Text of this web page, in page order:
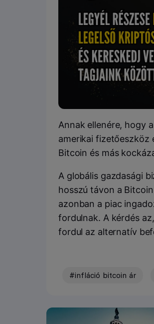
Annak ellenére, hogy
amerikai fizetőeszköz
Bitcoin és más
A globális gazdasági
hosszú távon a
azonban a piac
fordulnak. A kérdés
fordul az alternatív
#infláció bitcoin ár